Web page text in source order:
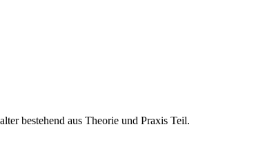
bestehend aus Theorie und Praxis Teil.